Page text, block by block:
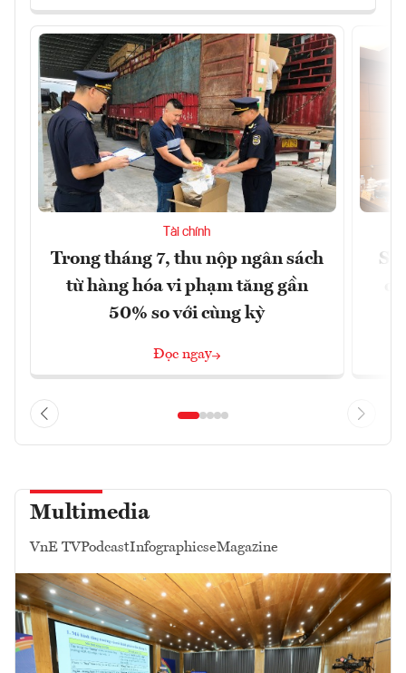
Tài chính
Trong tháng 7, thu nộp ngân sách
từ hàng hóa vi phạm tăng gần
50% so với cùng kỳ
Đọc ngay
Multimedia
VnE TVPodcastInfographicseMagazine